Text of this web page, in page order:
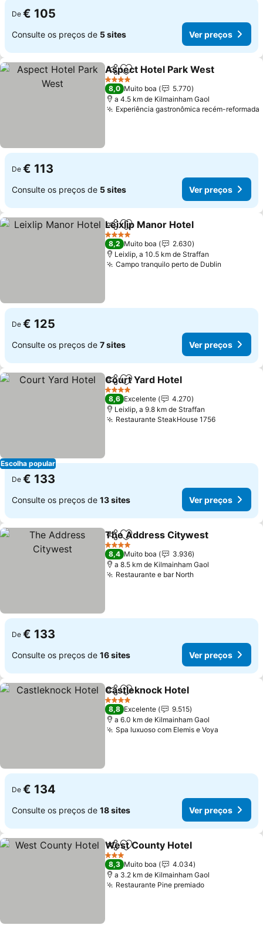
De € 105
Consulte os preços de 5 sites Ver preços
PartilharAdicionar aos favoritos
Aspect Hotel Park West
4 Estrelas
8,0 Muito boa
5.770
a 4.5 km de Kilmainham Gaol
Experiência gastronômica recém-reformada
De € 113
Consulte os preços de 5 sites Ver preços
PartilharAdicionar aos favoritos
Leixlip Manor Hotel
4 Estrelas
8,2 Muito boa
2.630
Leixlip, a 10.5 km de Straffan
Campo tranquilo perto de Dublin
De € 125
Consulte os preços de 7 sites Ver preços
Escolha popular
PartilharAdicionar aos favoritos
Court Yard Hotel
4 Estrelas
8,6 Excelente
4.270
Leixlip, a 9.8 km de Straffan
Restaurante SteakHouse 1756Ver preços
De € 133
Consulte os preços de 13 sites Ver preços
PartilharAdicionar aos favoritos
The Address Citywest
4 Estrelas
8,4 Muito boa
3.936
a 8.5 km de Kilmainham Gaol
Restaurante e bar NorthVer preços
De € 133
Consulte os preços de 16 sites Ver preços
PartilharAdicionar aos favoritos
Castleknock Hotel
4 Estrelas
8,8 Excelente
9.515
a 6.0 km de Kilmainham Gaol
Spa luxuoso com Elemis e Voya
De € 134
Consulte os preços de 18 sites Ver preços
PartilharAdicionar aos favoritos
West County Hotel
3 Estrelas
8,3 Muito boa
4.034
a 3.2 km de Kilmainham Gaol
Restaurante Pine premiadoVer preços